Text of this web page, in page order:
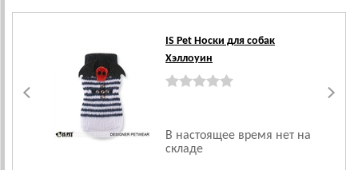
IS Pet Носки для собак
Хэллоуин
В настоящее время нет на
складе